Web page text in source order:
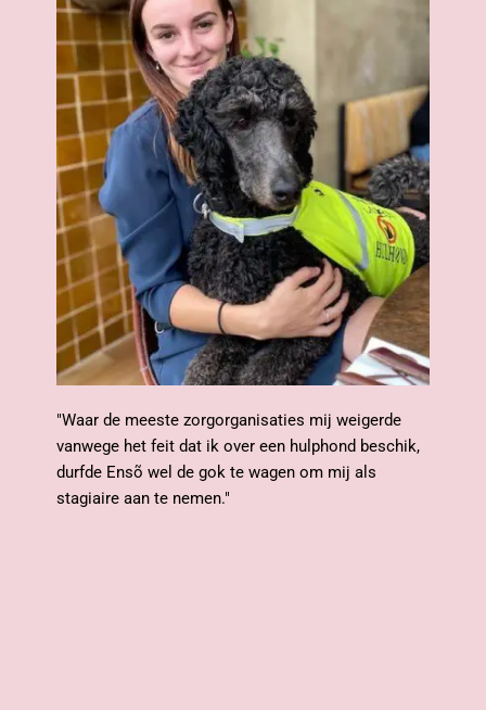
"Waar de meeste zorgorganisaties mij weigerde
vanwege het feit dat ik over een hulphond beschik,
durfde Ensõ wel de gok te wagen om mij als
stagiaire aan te nemen."